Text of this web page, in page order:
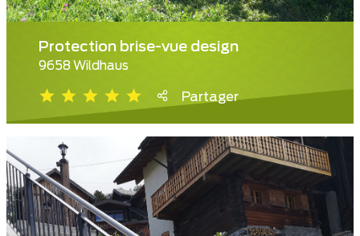
Protection brise-vue design
9658 Wildhaus
Partager